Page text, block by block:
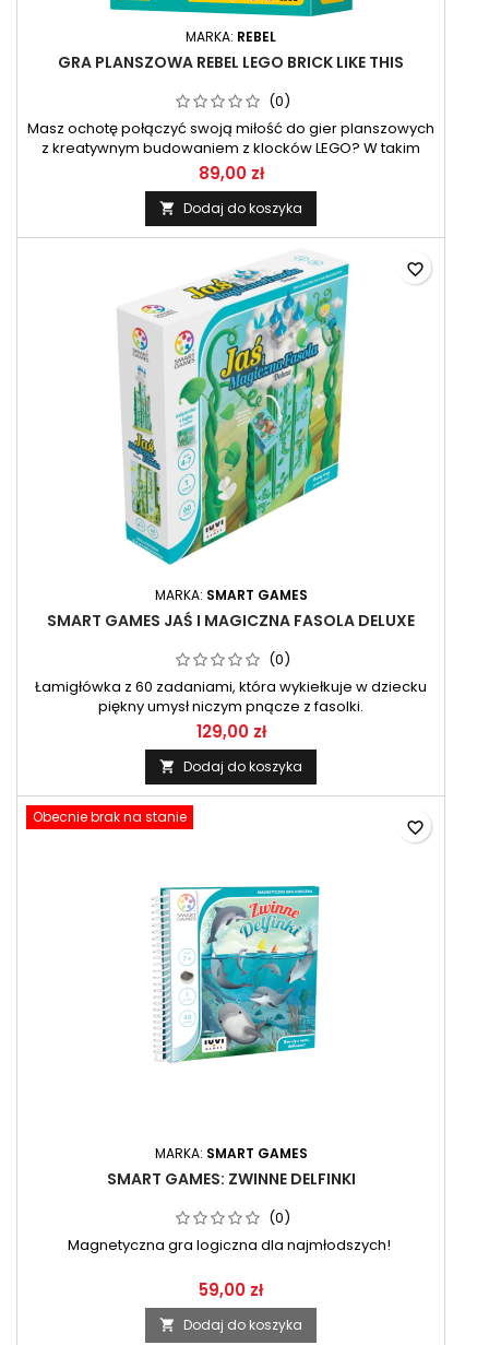
MARKA: REBEL
GRA PLANSZOWA REBEL LEGO BRICK LIKE THIS
(0)
Masz ochotę połączyć swoją miłość do gier planszowych
z kreatywnym budowaniem z klocków LEGO? W takim
razie mamy coś, co na pewno Cię zainteresuje! Ta gra to
doskonała konsolidacja kreatywności, typowej dla
budowania z klocków LEGO, oraz dynamicznej rywalizacji,
która zafascynuje zarówno młodszych, jak i starszych
89,00 zł
 Dodaj do koszyka
MARKA: SMART GAMES
SMART GAMES JAŚ I MAGICZNA FASOLA DELUXE
(0)
Łamigłówka z 60 zadaniami, która wykiełkuje w dziecku
piękny umysł niczym pnącze z fasolki.
129,00 zł
 Dodaj do koszyka
favorite_border
Obecnie brak na stanie
MARKA: SMART GAMES
SMART GAMES: ZWINNE DELFINKI
(0)
Magnetyczna gra logiczna dla najmłodszych!
59,00 zł
 Dodaj do koszyka
favorite_border